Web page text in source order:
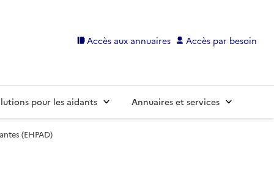
Accès aux annuaires Accès par besoin
pour les aidants Annuaires et services
(EHPAD)